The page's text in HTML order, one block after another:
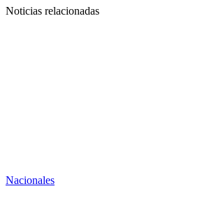
Noticias relacionadas
Nacionales